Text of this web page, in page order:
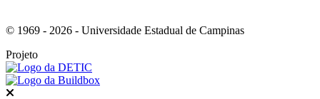
© 1969 - 2026 - Universidade Estadual de Campinas
Projeto